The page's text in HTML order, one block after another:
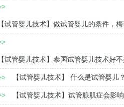
【试管婴儿技术】做试管婴儿的条件，
【试管婴儿技术】泰国试管婴儿技术好
【试管婴儿技术】 什么是试管婴儿
【试管婴儿技术】试管腺肌症会影